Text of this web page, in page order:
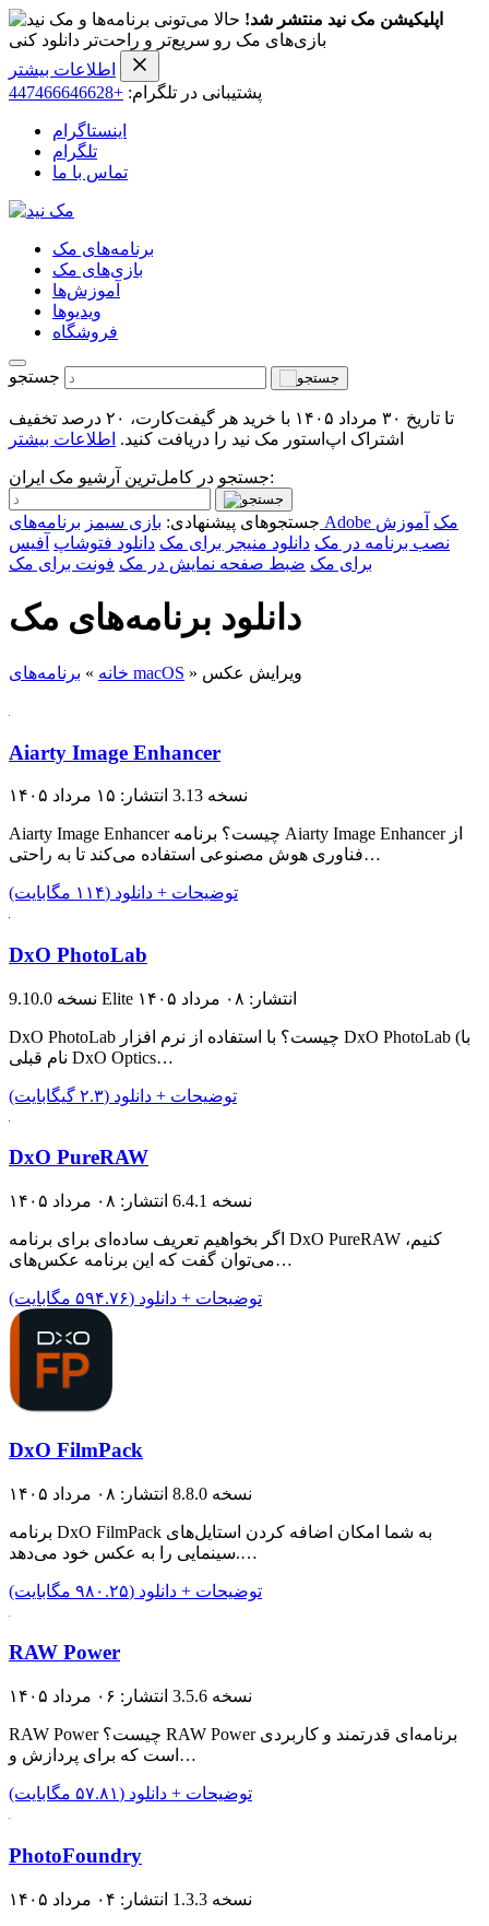
اپلیکیشن مک نید منتشر شد! حالا می‌تونی برنامه‌ها و
بازی‌های مک رو سریع‌تر و راحت‌تر دانلود کنی
اطلاعات بیشتر
پشتیبانی در تلگرام: +447466646628
اینستاگرام
تلگرام
تماس با ما
برنامه‌های مک
بازی‌های مک
آموزش‌ها
ویدیو‌ها
فروشگاه
جستجو
تا تاریخ ۳۰ مرداد ۱۴۰۵ با خرید هر گیفت‌کارت، ۲۰ درصد تخفیف
اشتراک اپ‌استور مک نید را دریافت کنید. اطلاعات بیشتر
جستجو در کامل‌ترین آرشیو مک ایران:
جستجوهای پیشنهادی: بازی سیمز برنامه‌های Adobe مک آموزش
نصب برنامه در مک دانلود منیجر برای مک دانلود فتوشاپ آفیس
برای مک ضبط صفحه نمایش در مک فونت برای مک
دانلود برنامه‌های مک
خانه » برنامه‌های macOS » ویرایش عکس
Aiarty Image Enhancer
نسخه 3.13 انتشار: ۱۵ مرداد ۱۴۰۵
Aiarty Image Enhancer چیست؟ برنامه Aiarty Image Enhancer از
فناوری هوش مصنوعی استفاده می‌کند تا به راحتی…
توضیحات + دانلود (۱۱۴ مگابایت)
DxO PhotoLab
نسخه 9.10.0 Elite انتشار: ۰۸ مرداد ۱۴۰۵
DxO PhotoLab چیست؟ با استفاده از نرم افزار DxO PhotoLab (با
نام قبلی DxO Optics…
توضیحات + دانلود (۲.۳ گیگابایت)
DxO PureRAW
نسخه 6.4.1 انتشار: ۰۸ مرداد ۱۴۰۵
اگر بخواهیم تعریف ساده‌ای برای برنامه DxO PureRAW کنیم،
می‌توان گفت که این برنامه عکس‌های…
توضیحات + دانلود (۵۹۴.۷۶ مگابایت)
DxO FilmPack
نسخه 8.8.0 انتشار: ۰۸ مرداد ۱۴۰۵
برنامه DxO FilmPack به شما امکان اضافه کردن استایل‌های
سینمایی را به عکس خود می‌دهد.…
توضیحات + دانلود (۹۸۰.۲۵ مگابایت)
RAW Power
نسخه 3.5.6 انتشار: ۰۶ مرداد ۱۴۰۵
RAW Power چیست؟ RAW Power برنامه‌ای قدرتمند و کاربردی
است که برای پردازش و…
توضیحات + دانلود (۵۷.۸۱ مگابایت)
PhotoFoundry
نسخه 1.3.3 انتشار: ۰۴ مرداد ۱۴۰۵